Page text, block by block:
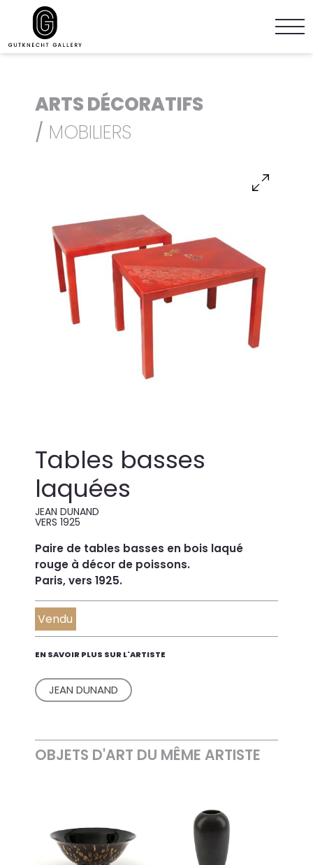
ARTS DÉCORATIFS
/ MOBILIERS
Tables basses
laquées
JEAN DUNAND
VERS 1925
Paire de tables basses en bois laqué
rouge à décor de poissons.
Paris, vers 1925.
Vendu
EN SAVOIR PLUS SUR L'ARTISTE
JEAN DUNAND
OBJETS D'ART DU MÊME ARTISTE